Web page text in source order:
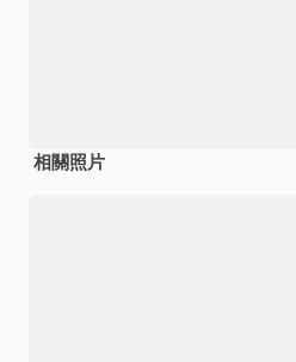
相關照片